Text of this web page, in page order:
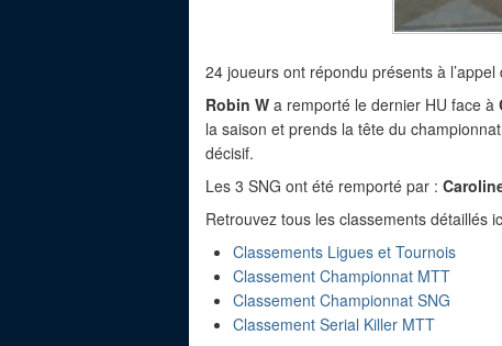
24 joueurs ont répondu présents à
Robin W a remporté le dernier HU face à
la saison et prends la tête du
décisif.
Les 3 SNG ont été remporté par :
Retrouvez tous les classements détaillés
Classements Ligues et Tournois
Classement Championnat MTT
Classement Championnat SNG
Classement Serial Killer MTT